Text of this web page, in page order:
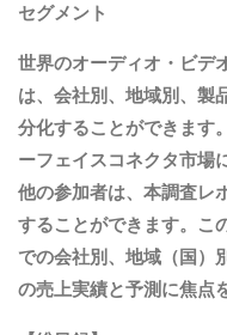
セグメント
世界のオーディオ・ビデ
は、会社別、地域別、製
分化することができます
ーフェイスコネクタ市場
他の参加者は、本調査レ
することができます。こ
での会社別、地域（国）
の売上実績と予測に焦点